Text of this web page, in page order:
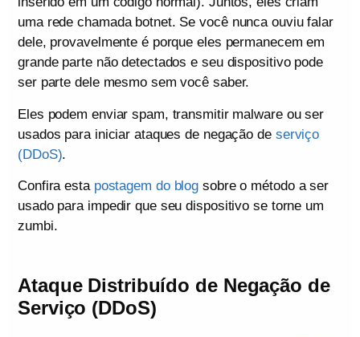
uma rede chamada botnet. Se você nunca ouviu falar
dele, provavelmente é porque eles permanecem em
grande parte não detectados e seu dispositivo pode
ser parte dele mesmo sem você saber.
Eles podem enviar spam, transmitir malware ou ser
usados para iniciar ataques de negação de serviço
(DDoS).
Confira esta postagem do blog sobre o método a ser
usado para impedir que seu dispositivo se torne um
zumbi.
Ataque Distribuído de Negação de
Serviço (DDoS)